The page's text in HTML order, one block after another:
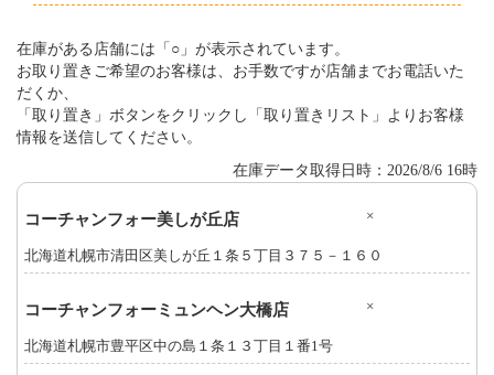
在庫がある店舗には「○」が表示されています。
お取り置きご希望のお客様は、お手数ですが店舗までお電話いた
だくか、
「取り置き」ボタンをクリックし「取り置きリスト」よりお客様
情報を送信してください。
在庫データ取得日時：2026/8/6 16時
コーチャンフォー美しが丘店 ×
北海道札幌市清田区美しが丘１条５丁目３７５－１６０
コーチャンフォーミュンヘン大橋店 ×
北海道札幌市豊平区中の島１条１３丁目１番1号